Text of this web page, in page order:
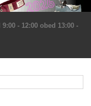
- 12:00 obed 13:00 -